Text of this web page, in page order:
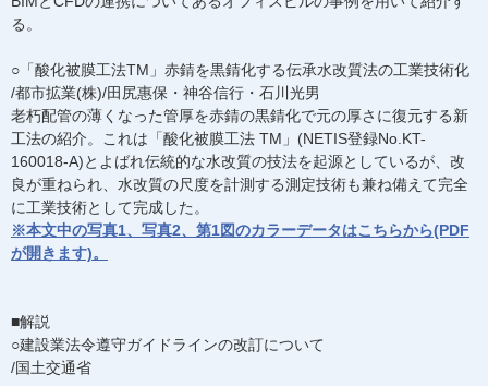
る。
○「酸化被膜工法TM」赤錆を黒錆化する伝承水改質法の工業技術化
/都市拡業(株)/田尻惠保・神谷信行・石川光男
老朽配管の薄くなった管厚を赤錆の黒錆化で元の厚さに復元する新
工法の紹介。これは「酸化被膜工法 TM」(NETIS登録No.KT-
160018-A)とよばれ伝統的な水改質の技法を起源としているが、改
良が重ねられ、水改質の尺度を計測する測定技術も兼ね備えて完全
に工業技術として完成した。
※本文中の写真1、写真2、第1図のカラーデータはこちらから(PDF
が開きます)。
■解説
○建設業法令遵守ガイドラインの改訂について
/国土交通省